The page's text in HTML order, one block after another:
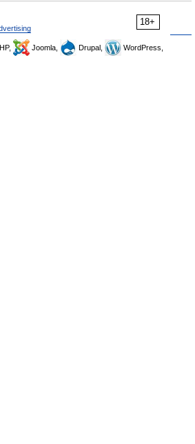
18+
Joomla, Drupal,
WordPress,